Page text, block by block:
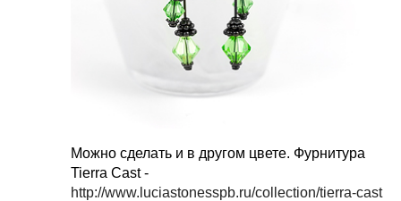
Можно сделать и в другом цвете. Фурнитура
Tierra Cast -
http://www.luciastonesspb.ru/collection/tierra-cast